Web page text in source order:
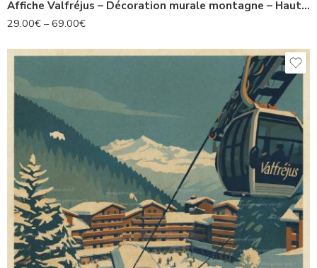
Affiche Valfréjus – Décoration murale montagne – Haute Maurienne Vanoise
29.00€ –69.00€